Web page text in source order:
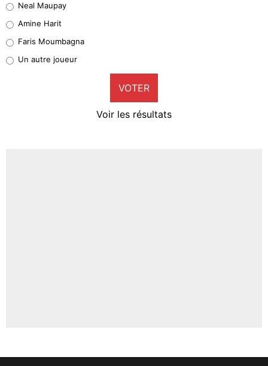
1%
9%
Neal Maupay
Amine Harit
Faris Moumbagna
Un autre joueur
VOTER
Voir les résultats